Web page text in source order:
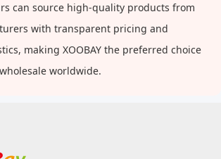
can source high-quality products from
with transparent pricing and
making XOOBAY the preferred choice
worldwide.